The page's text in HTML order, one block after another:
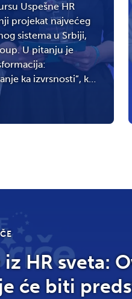
Uspešne HR
projekat najvećeg
sistema u Srbiji,
U pitanju je
ka izvrsnosti”, koji
konferenciji HR
u organizaciji
Ivana Pejak ispred
HR sveta:
će biti